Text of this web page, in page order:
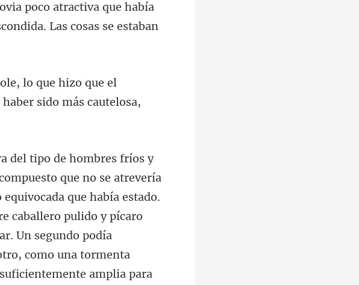
ractiva que había
ue hizo que el
que había estado.
caballero pulido y pícaro